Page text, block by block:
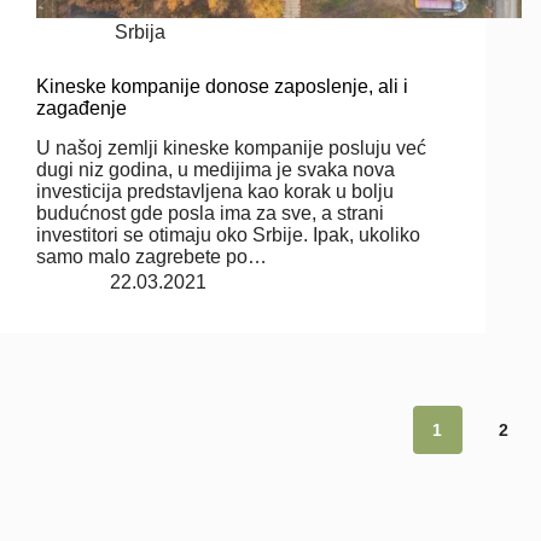
Srbija
Kineske kompanije donose zaposlenje, ali i
zagađenje
U našoj zemlji kineske kompanije posluju već
dugi niz godina, u medijima je svaka nova
investicija predstavljena kao korak u bolju
budućnost gde posla ima za sve, a strani
investitori se otimaju oko Srbije. Ipak, ukoliko
samo malo zagrebete po…
22.03.2021
1 2